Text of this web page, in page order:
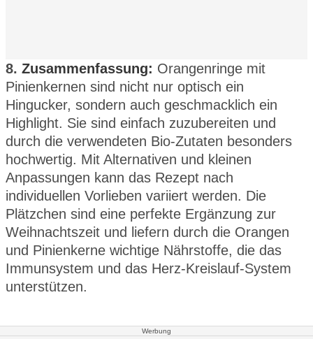
8. Zusammenfassung: Orangenringe mit
Pinienkernen sind nicht nur optisch ein
Hingucker, sondern auch geschmacklich ein
Highlight. Sie sind einfach zuzubereiten und
durch die verwendeten Bio-Zutaten besonders
hochwertig. Mit Alternativen und kleinen
Anpassungen kann das Rezept nach
individuellen Vorlieben variiert werden. Die
Plätzchen sind eine perfekte Ergänzung zur
Weihnachtszeit und liefern durch die Orangen
und Pinienkerne wichtige Nährstoffe, die das
Immunsystem und das Herz-Kreislauf-System
unterstützen.
Werbung